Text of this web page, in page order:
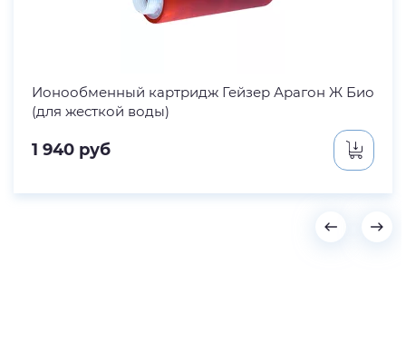
Ионообменный картридж Гейзер Арагон Ж Био
(для жесткой воды)
1 940 руб